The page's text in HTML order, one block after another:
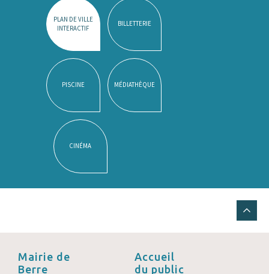
PLAN DE VILLE
INTERACTIF
BILLETTERIE
PISCINE MÉDIATHÈQUE
CINÉMA
Mairie de
Berre
Accueil
du public